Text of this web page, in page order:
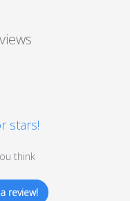
stars!
think
review!